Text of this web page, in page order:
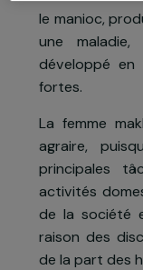
l’ethnie
produisent,
cultures
arachide),
vulnérabilité
le manioc,
une
développé
fortes.
La femme
Gérer mes